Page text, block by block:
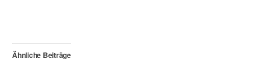
Ähnliche Beiträge